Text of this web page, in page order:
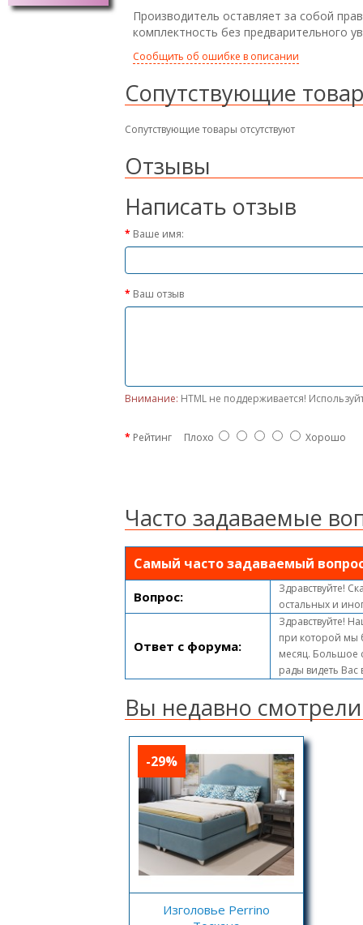
Производитель оставляет за собой
комплектность без предварительного
Сообщить об ошибке в описании
Сопутствующие
Сопутствующие товары отсутствуют
Отзывы
Написать отзыв
Ваше имя:
Ваш отзыв
Внимание: HTML не поддерживается!
Рейтинг Плохо Хорошо
Часто задаваемые
Самый часто задаваемый
Вопрос:
Здравствуйте!
остальных и
Ответ с форума:
Здравствуйте!
при которой мы
месяц. Большое
рады видеть
Вы недавно смотрели
Изголовье Perrino
-29%